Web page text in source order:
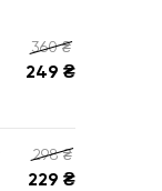
360₴
249 ₴
298₴
229 ₴